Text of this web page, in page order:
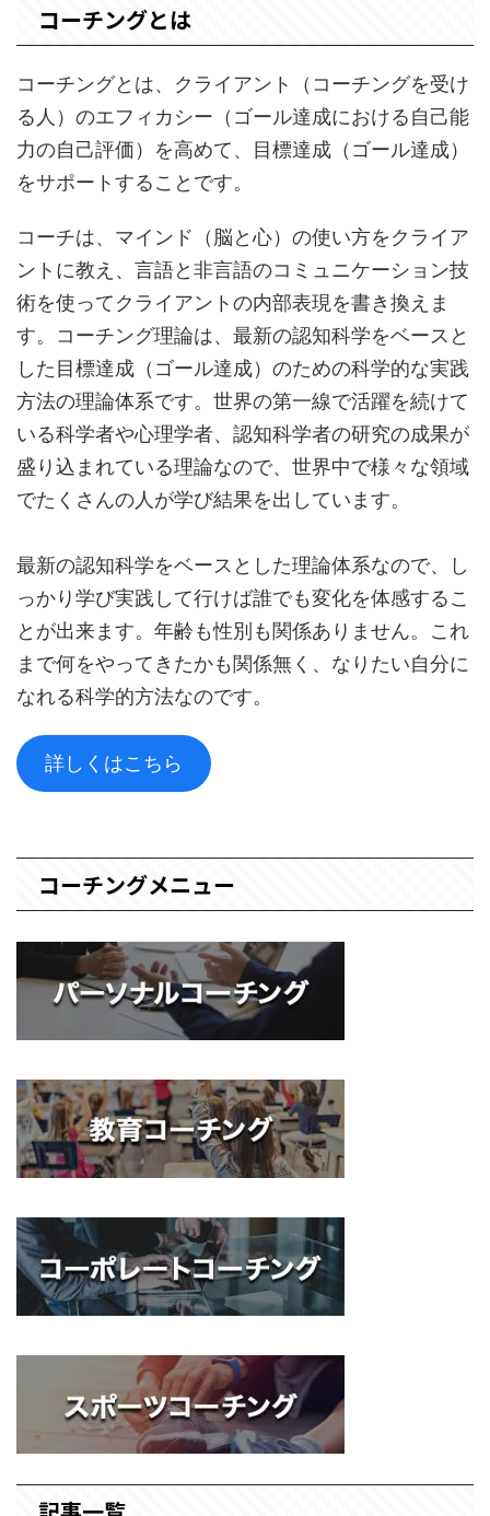
コーチングとは
コーチングとは、クライアント（コーチングを受け
る人）のエフィカシー（ゴール達成における自己能
力の自己評価）を高めて、目標達成（ゴール達成）
をサポートすることです。
コーチは、マインド（脳と心）の使い方をクライア
ントに教え、言語と非言語のコミュニケーション技
術を使ってクライアントの内部表現を書き換えま
す。コーチング理論は、最新の認知科学をベースと
した目標達成（ゴール達成）のための科学的な実践
方法の理論体系です。世界の第一線で活躍を続けて
いる科学者や心理学者、認知科学者の研究の成果が
盛り込まれている理論なので、世界中で様々な領域
でたくさんの人が学び結果を出しています。
最新の認知科学をベースとした理論体系なので、し
っかり学び実践して行けば誰でも変化を体感するこ
とが出来ます。年齢も性別も関係ありません。これ
まで何をやってきたかも関係無く、なりたい自分に
なれる科学的方法なのです。
詳しくはこちら
コーチングメニュー